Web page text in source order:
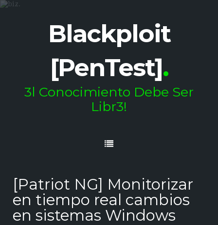
Blackploit
[PenTest].
3l Conocimiento Debe Ser
Libr3!
[Patriot NG] Monitorizar
en tiempo real cambios
en sistemas Windows